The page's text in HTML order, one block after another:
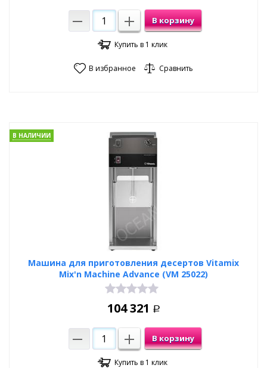
В корзину
Купить в 1 клик
В избранное Сравнить
Машина для приготовления десертов Vitamix
Mix'n Machine Advance (VM 25022)
В НАЛИЧИИ
104 321 Р
В корзину
Купить в 1 клик